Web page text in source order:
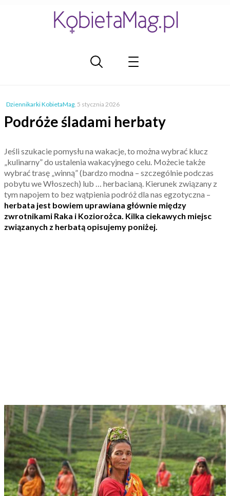
Dziennikarki KobietaMag, 5 stycznia 2026
Podróże śladami herbaty
Jeśli szukacie pomysłu na wakacje, to można wybrać klucz
„kulinarny” do ustalenia wakacyjnego celu. Możecie także
wybrać trasę „winną” (bardzo modna – szczególnie podczas
pobytu we Włoszech) lub … herbacianą. Kierunek związany z
tym napojem to bez wątpienia podróż dla nas egzotyczna –
herbata jest bowiem uprawiana głównie między
zwrotnikami Raka i Koziorożca. Kilka ciekawych miejsc
związanych z herbatą opisujemy poniżej.